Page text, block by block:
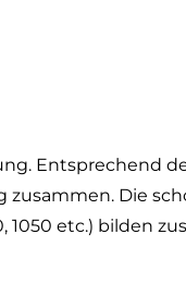
Entsprechend
Die
1050 etc.) bilden